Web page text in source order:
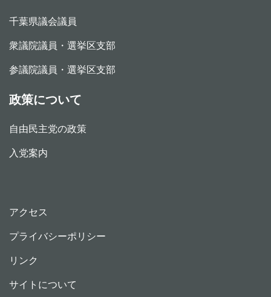
千葉県議会議員
衆議院議員・選挙区支部
参議院議員・選挙区支部
政策について
自由民主党の政策
入党案内
アクセス
プライバシーポリシー
リンク
サイトについて